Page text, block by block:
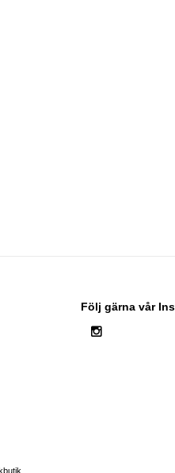
Följ gärna vår